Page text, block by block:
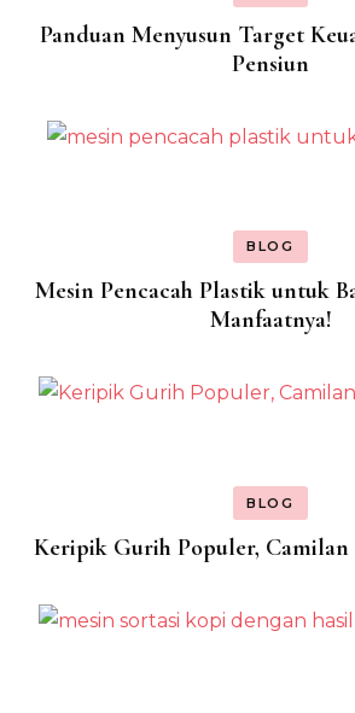
Panduan Menyusun Target
Pensiun
BLOG
Mesin Pencacah Plastik untuk
Manfaatnya!
BLOG
Keripik Gurih Populer,